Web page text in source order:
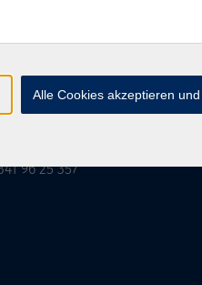
leipzig.de
96 25 357
Alle Cookies akzeptieren